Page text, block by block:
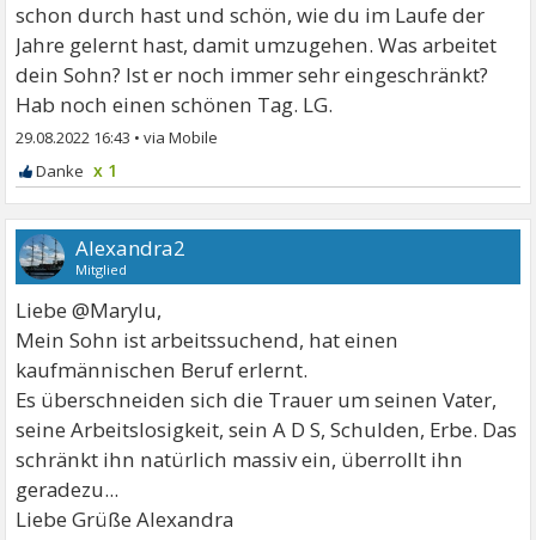
schon durch hast und schön, wie du im Laufe der
Jahre gelernt hast, damit umzugehen. Was arbeitet
dein Sohn? Ist er noch immer sehr eingeschränkt?
Hab noch einen schönen Tag. LG.
29.08.2022 16:43 •
x 1
Alexandra2
Mitglied
Liebe @Marylu,
Mein Sohn ist arbeitssuchend, hat einen
kaufmännischen Beruf erlernt.
Es überschneiden sich die Trauer um seinen Vater,
seine Arbeitslosigkeit, sein A D S, Schulden, Erbe. Das
schränkt ihn natürlich massiv ein, überrollt ihn
geradezu...
Liebe Grüße Alexandra